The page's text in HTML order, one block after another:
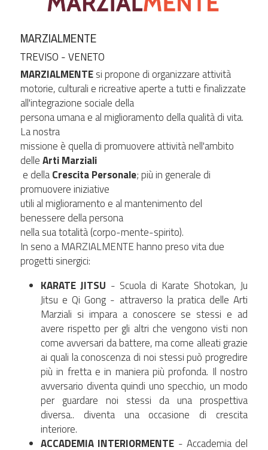
MARZIALMENTE
TREVISO - VENETO
MARZIALMENTE si propone di organizzare attività
motorie, culturali e ricreative aperte a tutti e finalizzate
all'integrazione sociale della
persona umana e al miglioramento della qualità di vita.
La nostra
missione è quella di promuovere attività nell'ambito
delle Arti Marziali
e della Crescita Personale; più in generale di
promuovere iniziative
utili al miglioramento e al mantenimento del
benessere della persona
nella sua totalità (corpo-mente-spirito).
In seno a MARZIALMENTE hanno preso vita due
progetti sinergici:
KARATE JITSU - Scuola di Karate Shotokan, Ju
Jitsu e Qi Gong - attraverso la pratica delle Arti
Marziali si impara a conoscere se stessi e ad
avere rispetto per gli altri che vengono visti non
come avversari da battere, ma come alleati grazie
ai quali la conoscenza di noi stessi può progredire
più in fretta e in maniera più profonda. Il nostro
avversario diventa quindi uno specchio, un modo
per guardare noi stessi da una prospettiva
diversa.. diventa una occasione di crescita
interiore.
ACCADEMIA INTERIORMENTE - Accademia del